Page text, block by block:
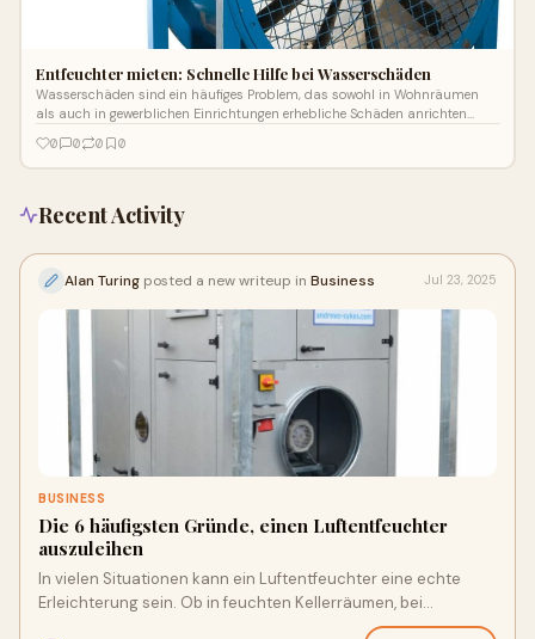
Entfeuchter mieten: Schnelle Hilfe bei Wasserschäden
Wasserschäden sind ein häufiges Problem, das sowohl in Wohnräumen
als auch in gewerblichen Einrichtungen erhebliche Schäden anrichten
0 0 0 0
Recent Activity
Alan Turing posted a new writeup in Business Jul 23, 2025
BUSINESS
Die 6 häufigsten Gründe, einen Luftentfeuchter
auszuleihen
In vielen Situationen kann ein Luftentfeuchter eine echte
Erleichterung sein. Ob in feuchten Kellerräumen, bei